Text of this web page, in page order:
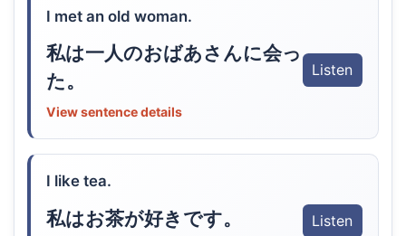
I met an old woman.
私は一人のおばあさんに会っ
た。
Listen
View sentence details
I like tea.
私はお茶が好きです。 Listen